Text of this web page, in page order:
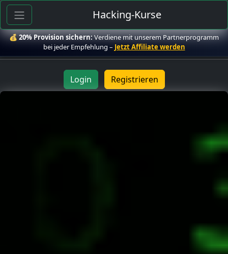
Hacking-Kurse
💰20% Provision sichern:Verdiene mit unserem Partnerprogramm
bei jeder Empfehlung – Jetzt Affiliate werden
Login Registrieren